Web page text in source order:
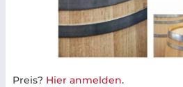
Preis? Hier anmelden.